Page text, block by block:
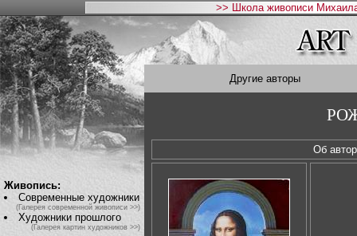
>> Школа живописи
Живопись:
Современные художники
(Галерея современной живописи >>)
Художники прошлого
(Галерея картин художников >>)
Другие авторы
Об